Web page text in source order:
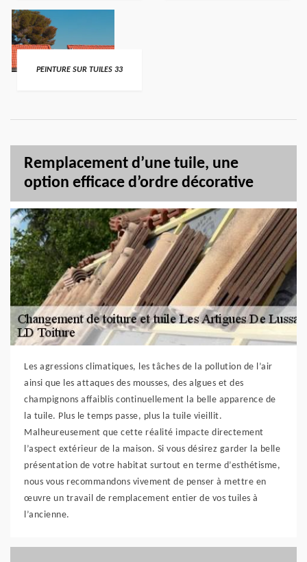
PEINTURE SUR TUILES 33
Remplacement d’une tuile, une
option efficace d’ordre décorative
Les agressions climatiques, les tâches de la pollution de l’air
ainsi que les attaques des mousses, des algues et des
champignons affaiblis continuellement la belle apparence de
la tuile. Plus le temps passe, plus la tuile vieillit.
Malheureusement que cette réalité impacte directement
l’aspect extérieur de la maison. Si vous désirez garder la belle
présentation de votre habitat surtout en terme d’esthétisme,
nous vous recommandons vivement de penser à mettre en
œuvre un travail de remplacement entier de vos tuiles à
l’ancienne.